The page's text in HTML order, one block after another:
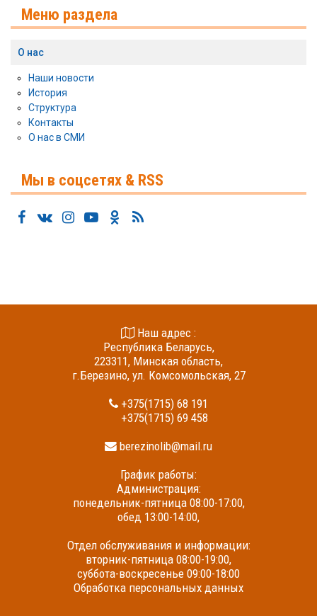
Меню раздела
О нас
Наши новости
История
Структура
Контакты
О нас в СМИ
Мы в соцсетях & RSS
Наш адрес :
Республика Беларусь,
223311, Минская область,
г.Березино, ул. Комсомольская, 27
+375(1715) 68 191
+375(1715) 69 458
berezinolib@mail.ru
График работы:
Администрация:
понедельник-пятница 08:00-17:00,
обед 13:00-14:00,
Отдел обслуживания и информации:
вторник-пятница 08:00-19:00,
суббота-воскресенье 09:00-18:00
Обработка персональных данных